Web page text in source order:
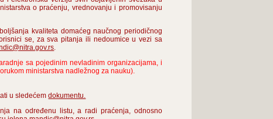
o praćenju, vrednovanju i promovisanju
kvaliteta domaćeg naučnog periodičnog
se, za sva pitanja ili nedoumice u vezi sa
.
sa pojedinim nevladinim organizacijama, i
ministarstva nadležnog za nauku).
u sledećemdokumentu.
na određenu listu, a radi praćenja, odnosno